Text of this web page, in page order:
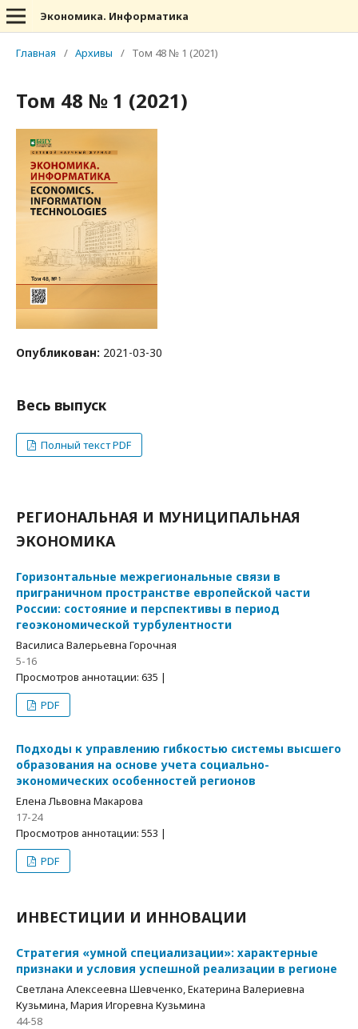
Экономика. Информатика
Главная / Архивы / Том 48 № 1 (2021)
Том 48 № 1 (2021)
Опубликован: 2021-03-30
Весь выпуск
Полный текст PDF
РЕГИОНАЛЬНАЯ И МУНИЦИПАЛЬНАЯ
ЭКОНОМИКА
Горизонтальные межрегиональные связи в
приграничном пространстве европейской части
России: состояние и перспективы в период
геоэкономической турбулентности
Василиса Валерьевна Горочная
5-16
Просмотров аннотации: 635 |
PDF
Подходы к управлению гибкостью системы высшего
образования на основе учета социально-
экономических особенностей регионов
Елена Львовна Макарова
17-24
Просмотров аннотации: 553 |
PDF
ИНВЕСТИЦИИ И ИННОВАЦИИ
Стратегия «умной специализации»: характерные
признаки и условия успешной реализации в регионе
Светлана Алексеевна Шевченко, Екатерина Валериевна
Кузьмина, Мария Игоревна Кузьмина
44-58